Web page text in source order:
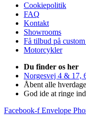
Cookiepolitik
FAQ
Kontakt
Showrooms
Få tilbud på
Motorcykler
Du finder os her
Norgesvej 4 & 17,
Åbent alle
God ide at ringe
Facebook-f Envelope